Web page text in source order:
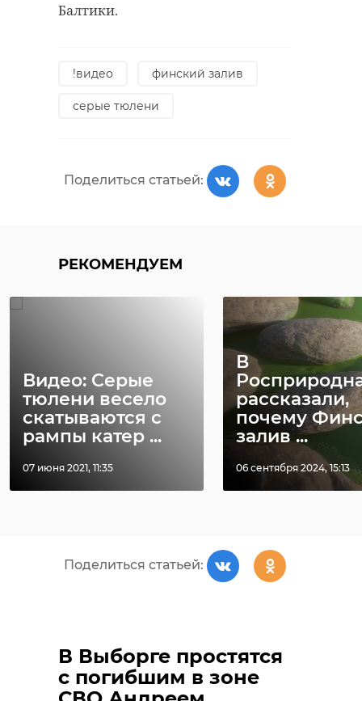
Балтики.
!видео финский залив
серые тюлени
Поделиться статьей:
РЕКОМЕНДУЕМ
Видео: Серые
тюлени весело
скатываются с
рампы катер ...
07 июня 2021, 11:35
В
рассказали,
почему
залив ...
06 сентября 2024, 15:13
В Выборге простятся
с погибшим в зоне
всеволожский район
поликлиника
Поделиться статьей:
РЕКОМЕНДУЕМ
Фото: 47channel